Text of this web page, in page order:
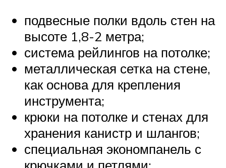
подвесные полки вдоль стен на
высоте 1,8-2 метра;
система рейлингов на потолке;
металлическая сетка на стене,
как основа для крепления
инструмента;
крюки на потолке и стенах для
хранения канистр и шлангов;
специальная экономпанель с